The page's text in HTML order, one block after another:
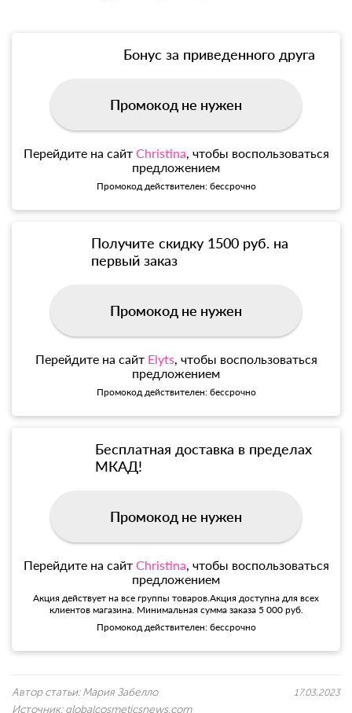
Бонус за приведенного друга
Промокод не нужен
Перейдите на сайт Christina, чтобы воспользоваться
предложением
Промокод действителен: бессрочно
Получите скидку 1500 руб. на
первый заказ
Промокод не нужен
Перейдите на сайт Elyts, чтобы воспользоваться
предложением
Промокод действителен: бессрочно
Бесплатная доставка в пределах
МКАД!
Промокод не нужен
Перейдите на сайт Christina, чтобы воспользоваться
предложением
Акция действует на все группы товаров.Акция доступна для всех
клиентов магазина. Минимальная сумма заказа 5 000 руб.
Промокод действителен: бессрочно
Автор статьи: Мария Забелло
Источник: globalcosmeticsnews.com
17.03.2023